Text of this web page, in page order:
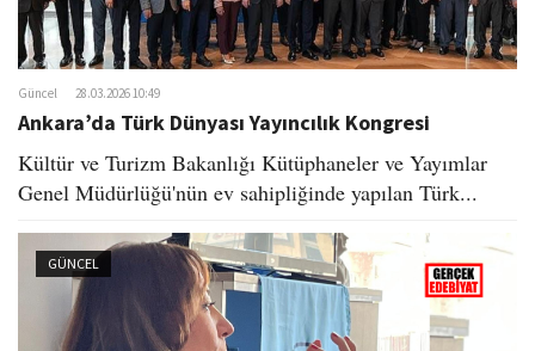
Güncel 28.03.2026 10:49
Ankara’da Türk Dünyası Yayıncılık Kongresi
Kültür ve Turizm Bakanlığı Kütüphaneler ve Yayımlar
Genel Müdürlüğü'nün ev sahipliğinde yapılan Türk...
GÜNCEL